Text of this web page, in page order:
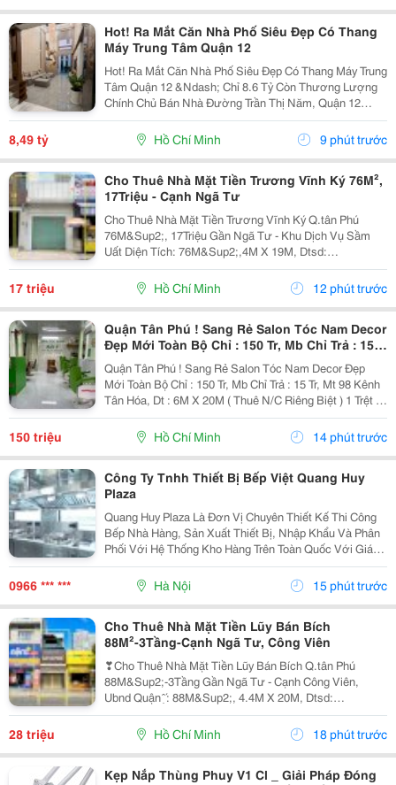
Hot! Ra Mắt Căn Nhà Phố Siêu Đẹp Có Thang
Máy Trung Tâm Quận 12
Hot! Ra Mắt Căn Nhà Phố Siêu Đẹp Có Thang Máy Trung
Tâm Quận 12 &Ndash; Chỉ 8.6 Tỷ Còn Thương Lượng
Chính Chủ Bán Nhà Đường Trần Thị Năm, Quận 12
&Ndash; Vị Trí Đẹp, Khu Dân Cư Hiện Hữu, Tiện Ích Đầy
Đủ. Diện Tích: 4M &Times; 20M Nhà...
8,49 tỷ Hồ Chí Minh 9 phút trước
Cho Thuê Nhà Mặt Tiền Trương Vĩnh Ký 76M²,
17Triệu - Cạnh Ngã Tư
Cho Thuê Nhà Mặt Tiền Trương Vĩnh Ký Q.tân Phú
76M&Sup2;, 17Triệu Gần Ngã Tư - Khu Dịch Vụ Sầm
Uất Diện Tích: 76M&Sup2;,4M X 19M, Dtsd:
120M&Sup2;. Có Vỉa Hè 5M Rộng Rãi Kết Cấu 1 Trệt 1
Lửng, Nhà Còn Tốt, Sẵn Cửa Kính. Vừa Kinh Doanh
Vừa Ở Lại...
17 triệu Hồ Chí Minh 12 phút trước
Quận Tân Phú ! Sang Rẻ Salon Tóc Nam Decor
Đẹp Mới Toàn Bộ Chỉ : 150 Tr, Mb Chỉ Trả : 15
Tr, Mt 98 Kênh Tân Hóa, Tel : ( Chính Chủ )
Quận Tân Phú ! Sang Rẻ Salon Tóc Nam Decor Đẹp
Mới Toàn Bộ Chỉ : 150 Tr, Mb Chỉ Trả : 15 Tr, Mt 98 Kênh
Tân Hóa, Dt : 6M X 20M ( Thuê N/C Riêng Biệt ) 1 Trệt 1
Lầu 2 Pn Rộng Thoáng . D/C : Salon Mt 92 Kênh Tân
Hoá, Phú Trung, Tân Phú Đầu Tư Mb...
150 triệu Hồ Chí Minh 14 phút trước
Công Ty Tnhh Thiết Bị Bếp Việt Quang Huy
Plaza
Quang Huy Plaza Là Đơn Vị Chuyên Thiết Kế Thi Công
Bếp Nhà Hàng, Sản Xuất Thiết Bị, Nhập Khẩu Và Phân
Phối Với Hệ Thống Kho Hàng Trên Toàn Quốc Với Giá
Tốt Nhất. - Website: Https://Quanghuyplaza.com/ -
Fanpage: Https://Www.facebook.com/Quanghuypl...
0966 *** *** Hà Nội 15 phút trước
Cho Thuê Nhà Mặt Tiền Lũy Bán Bích
88M²-3Tầng-Cạnh Ngã Tư, Công Viên
❣Cho Thuê Nhà Mặt Tiền Lũy Bán Bích Q.tân Phú
88M&Sup2;-3Tầng Gần Ngã Tư - Cạnh Công Viên,
Ubnd Quận ̣̂ ́: 88M&Sup2;, 4.4M X 20M, Dtsd:
264M&Sup2; ̂́ ̂́: 1 Trệt 2 Lầu , St Thích Hợp: Vp Công Ty,
Spa-Thẩm Mỹ,Nails, Salon Tóc, Showroom Xe Điện-
28 triệu Hồ Chí Minh 18 phút trước
Kẹp Nắp Thùng Phuy V1 Cl _ Giải Pháp Đóng